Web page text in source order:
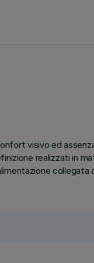
visivo ed
realizzati in
collegata